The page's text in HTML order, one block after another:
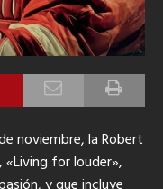
noviembre, la Robert
«Living for louder»,